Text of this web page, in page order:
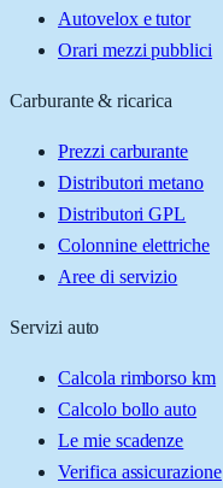
Autovelox e tutor
Orari mezzi pubblici
Carburante & ricarica
Prezzi carburante
Distributori metano
Distributori GPL
Colonnine elettriche
Aree di servizio
Servizi auto
Calcola rimborso km
Calcolo bollo auto
Le mie scadenze
Verifica assicurazione